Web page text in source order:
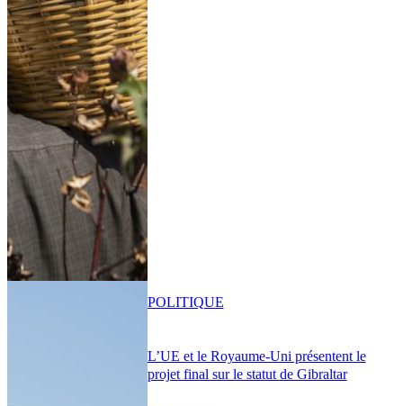
L’UE et le Royaume-Uni présentent le
projet final sur le statut de Gibraltar
POLITIQUE